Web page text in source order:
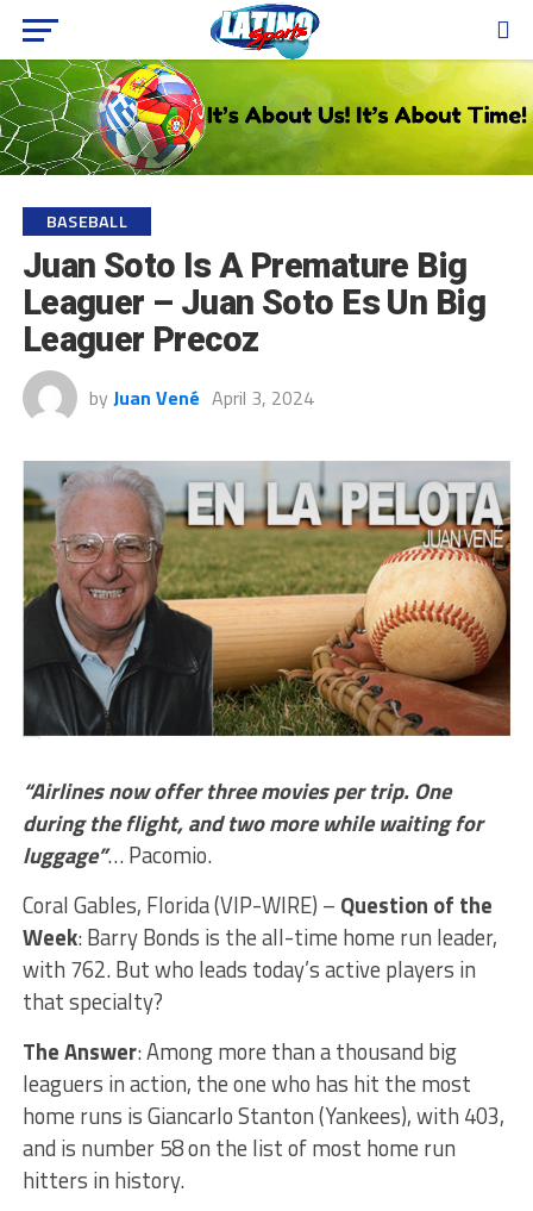
BASEBALL
Juan Soto Is A Premature Big
Leaguer – Juan Soto Es Un Big
Leaguer Precoz
by Juan Vené April 3, 2024
“Airlines now offer three movies per trip. One
during the flight, and two more while waiting for
luggage”… Pacomio.
Coral Gables, Florida (VIP-WIRE) – Question of the
Week: Barry Bonds is the all-time home run leader,
with 762. But who leads today’s active players in
that specialty?
The Answer: Among more than a thousand big
leaguers in action, the one who has hit the most
home runs is Giancarlo Stanton (Yankees), with 403,
and is number 58 on the list of most home run
hitters in history.